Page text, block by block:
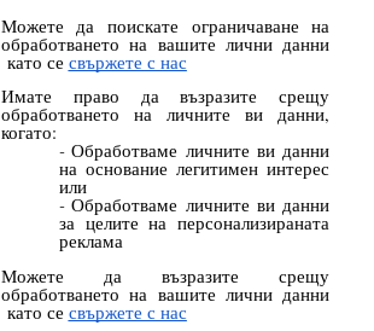
Можете да поискате ограничаване на
обработването на вашите лични данни
като се свържете с нас
Имате право да възразите срещу
обработването на личните ви данни,
когато:
Обработваме личните ви данни
на основание легитимен интерес
или
Обработваме личните ви данни
за целите на персонализираната
реклама
Можете да възразите срещу
обработването на вашите лични данни
като се свържете с нас